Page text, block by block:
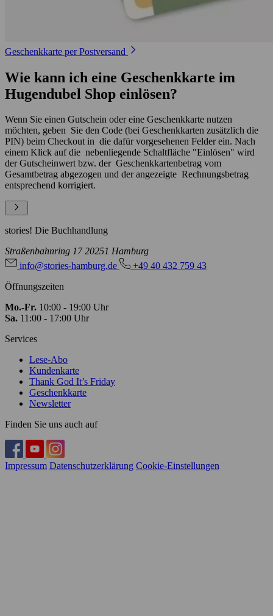
Geschenkkarte per Postversand
Wie kann ich eine Geschenkkarte im
Hugendubel Shop einlösen?
Wenn Sie einen Gutschein oder eine Geschenkkarte nutzen
möchten, geben Sie den Code (bei Geschenkkarten zusätzlich die
PIN) beim Checkout in die dafür vorgesehenen Felder ein. Nach
einem Klick auf die nebenliegende Schaltfläche "Einlösen" wird
der Gutscheinwert bzw. der Geschenkkartenbetrag vom
Gesamtbetrag abgezogen und der angezeigte Rechnungsbetrag
entsprechend korrigiert.
stories! Die Buchhandlung
Straßenbahnring 17 20251 Hamburg
info@stories-hamburg.de
+49 40 432 759 43
Öffnungszeiten
Mo.-Fr. 10:00 - 19:00 Uhr
Sa. 11:00 - 17:00 Uhr
Services
Lese-Abo
Kundenkarte
Thank God It’s Friday
Geschenkkarte
Newsletter
Finden Sie uns auch auf
Impressum Datenschutzerklärung Cookie-Einstellungen